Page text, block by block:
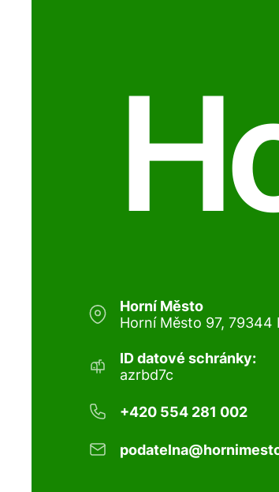
Horní Město
Horní Město 97, 79344
ID datové schránky:
azrbd7c
+420 554 281 002